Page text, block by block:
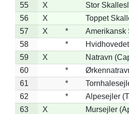
55
X
Stor
56
X
Toppet
57
X *
Amerikansk
58
*
59
X
Natravn
60
*
61
*
62
*
Alpesejler
63
X
Mursejler